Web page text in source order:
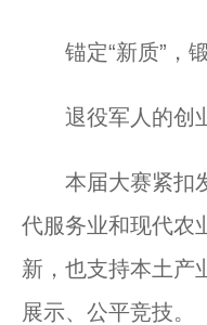
锚定“新质”，锻
退役军人的创业
本届大赛紧扣发
代服务业和现代农
新，也支持本土产
展示、公平竞技。